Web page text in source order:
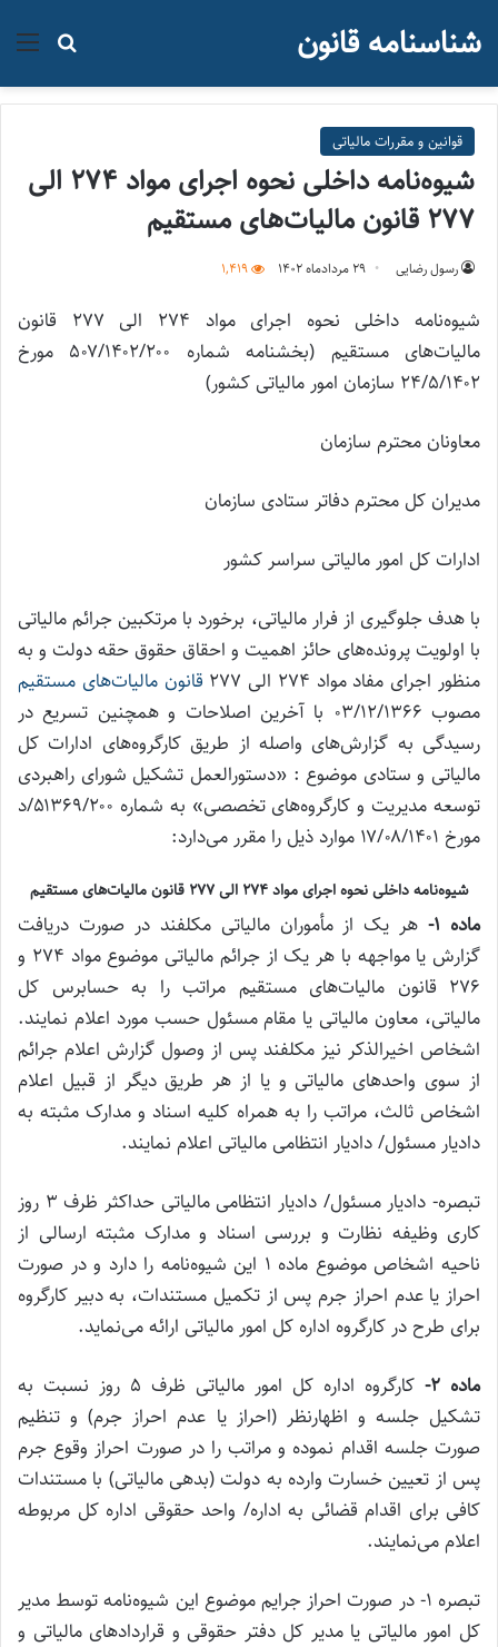
جستجو شناسنامه قانون
قوانین و مقررات مالیاتی
شیوه‌نامه داخلی نحوه اجرای مواد ۲۷۴ الی
۲۷۷ قانون مالیات‌های مستقیم
رسول رضایی ۲۹ مرداد‌ماه ۱۴۰۲ 1,419
شیوه‌نامه داخلی نحوه اجرای مواد ۲۷۴ الی ۲۷۷ قانون
مالیات‌های مستقیم (بخشنامه شماره ۵۰۷/۱۴۰۲/۲۰۰ مورخ
۲۴/۵/۱۴۰۲ سازمان امور مالیاتی کشور)
معاونان محترم سازمان
مدیران کل محترم دفاتر ستادی سازمان
ادارات کل امور مالیاتی سراسر کشور
با هدف جلوگیری از فرار مالیاتی، برخورد با مرتکبین جرائم مالیاتی
با اولویت پرونده‌های حائز اهمیت و احقاق حقوق حقه دولت و به
منظور اجرای مفاد مواد ۲۷۴ الی ۲۷۷
قانون مالیات‌های مستقیم
مصوب ۰۳/۱۲/۱۳۶۶ با آخرین اصلاحات و همچنین تسریع در
رسیدگی به گزارش‌های واصله از طریق کارگروه‌های ادارات کل
مالیاتی و ستادی موضوع : «دستورالعمل تشکیل شورای راهبردی
توسعه مدیریت و کارگروه‌های تخصصی» به شماره ۵۱۳۶۹/۲۰۰/د
مورخ ۱۷/۰۸/۱۴۰۱ موارد ذیل را مقرر می‌دارد:
شیوه‌نامه داخلی نحوه اجرای مواد ۲۷۴ الی ۲۷۷ قانون مالیات‌های مستقیم
ماده ۱-
هر یک از مأموران مالیاتی مکلفند در صورت دریافت
گزارش یا مواجهه با هر یک از جرائم مالیاتی موضوع مواد ۲۷۴ و
۲۷۶ قانون مالیات‌های مستقیم مراتب را به حسابرس کل
مالیاتی، معاون مالیاتی یا مقام مسئول حسب مورد اعلام نمایند.
اشخاص اخیرالذکر نیز مکلفند پس از وصول گزارش اعلام جرائم
از سوی واحدهای مالیاتی و یا از هر طریق دیگر از قبیل اعلام
اشخاص ثالث، مراتب را به همراه کلیه اسناد و مدارک مثبته به
دادیار مسئول/ دادیار انتظامی مالیاتی اعلام نمایند.
تبصره- دادیار مسئول/ دادیار انتظامی مالیاتی حداکثر ظرف ۳ روز
کاری وظیفه نظارت و بررسی اسناد و مدارک مثبته ارسالی از
ناحیه اشخاص موضوع ماده ۱ این شیوه‌نامه را دارد و در صورت
احراز یا عدم احراز جرم پس از تکمیل مستندات، به دبیر کارگروه
برای طرح در کارگروه اداره کل امور مالیاتی ارائه می‌نماید.
ماده ۲-
کارگروه اداره کل امور مالیاتی ظرف ۵ روز نسبت به
تشکیل جلسه و اظهارنظر (احراز یا عدم احراز جرم) و تنظیم
صورت جلسه اقدام نموده و مراتب را در صورت احراز وقوع جرم
پس از تعیین خسارت وارده به دولت (بدهی مالیاتی) با مستندات
کافی برای اقدام قضائی به اداره/ واحد حقوقی اداره کل مربوطه
اعلام می‌نمایند.
تبصره ۱- در صورت احراز جرایم موضوع این شیوه‌نامه توسط مدیر
کل امور مالیاتی یا مدیر کل دفتر حقوقی و قراردادهای مالیاتی و